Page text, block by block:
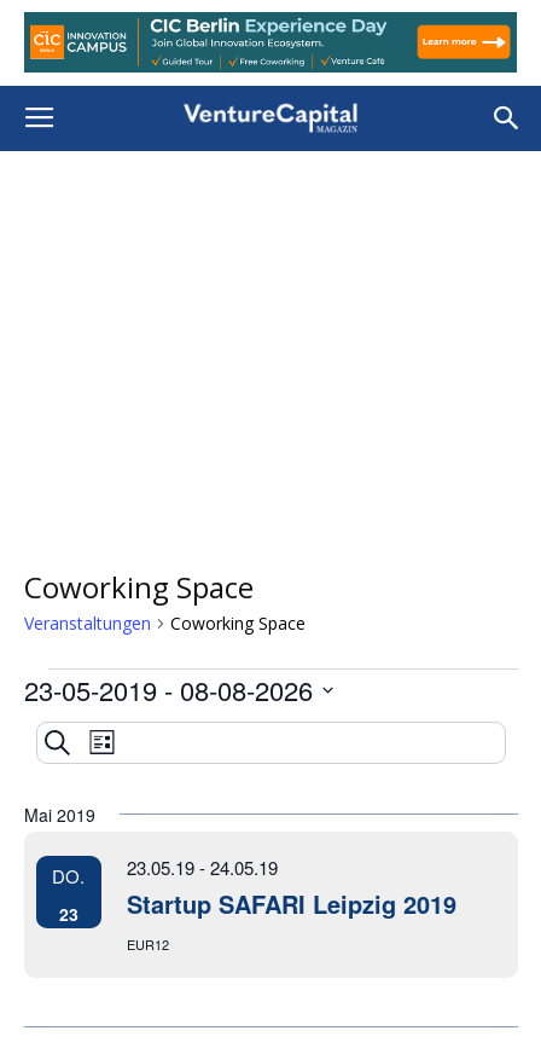
Coworking Space
Veranstaltungen Coworking Space
Veranstaltungen
23-05-2019 - 08-08-2026
Datum
wählen.
Veranstaltungen
Ansichten,
Navigation
SucheVeranstaltung
Navigation
Liste
Mai 2019
DO.
23 Startup SAFARI Leipzig 2019
23.05.19-24.05.19
EUR12